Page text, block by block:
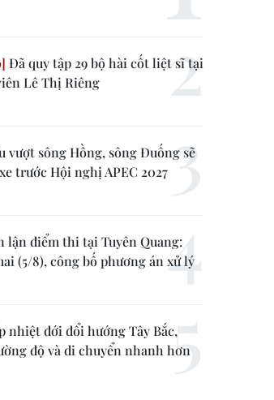
Đã quy tập 29 bộ hài cốt liệt sĩ tại
Lê Thị Riêng
vượt sông Hồng, sông Đuống sẽ
trước Hội nghị APEC 2027
lận điểm thi tại Tuyên Quang:
(5/8), công bố phương án xử lý
nhiệt đới đổi hướng Tây Bắc,
độ và di chuyển nhanh hơn